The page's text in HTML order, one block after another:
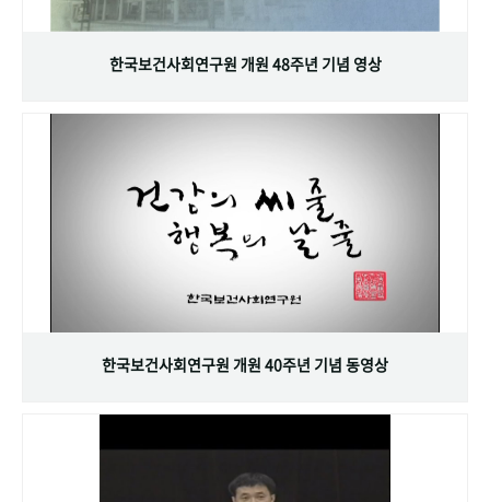
한국보건사회연구원 개원 48주년 기념 영상
한국보건사회연구원 개원 40주년 기념 동영상